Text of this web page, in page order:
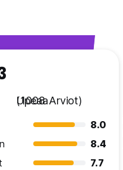
Upeaa
(1008 Arviot)
8.0
8.4
7.7